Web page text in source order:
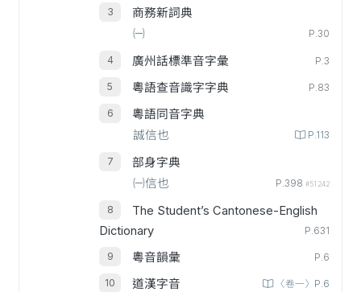
商務新詞典
㈠
P.30
廣州話標準音字彙 P.3
粵語查音識字字典 P.83
粵語同音字典
誠信也
P.113
部身字典
㈠信也
P.398 #51242
The Student’s Cantonese-English
Dictionary
P.631
粵音韻彙 P.6
道漢字音
〈卷一〉P.6